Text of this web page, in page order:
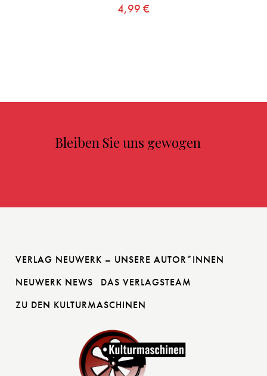
4,99 €
Bleiben Sie uns gewogen
VERLAG NEUWERK – UNSERE AUTOR*INNEN
NEUWERK NEWS
DAS VERLAGSTEAM
ZU DEN KULTURMASCHINEN